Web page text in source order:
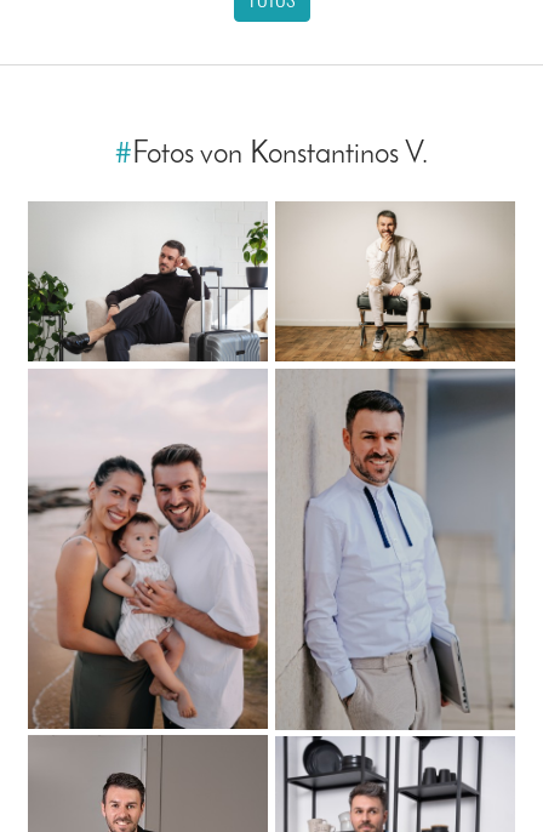
#Fotos von Konstantinos V.